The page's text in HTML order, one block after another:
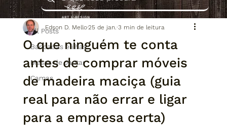
All Posts
Bancadas e ilhas
Mesas de Jantar
Camas
All Posts
O que ninguém te conta
antes de comprar móveis
de madeira maciça (guia
real para não errar e ligar
para a empresa certa)
Edson D. Mello25 de jan. 3 min de leitura